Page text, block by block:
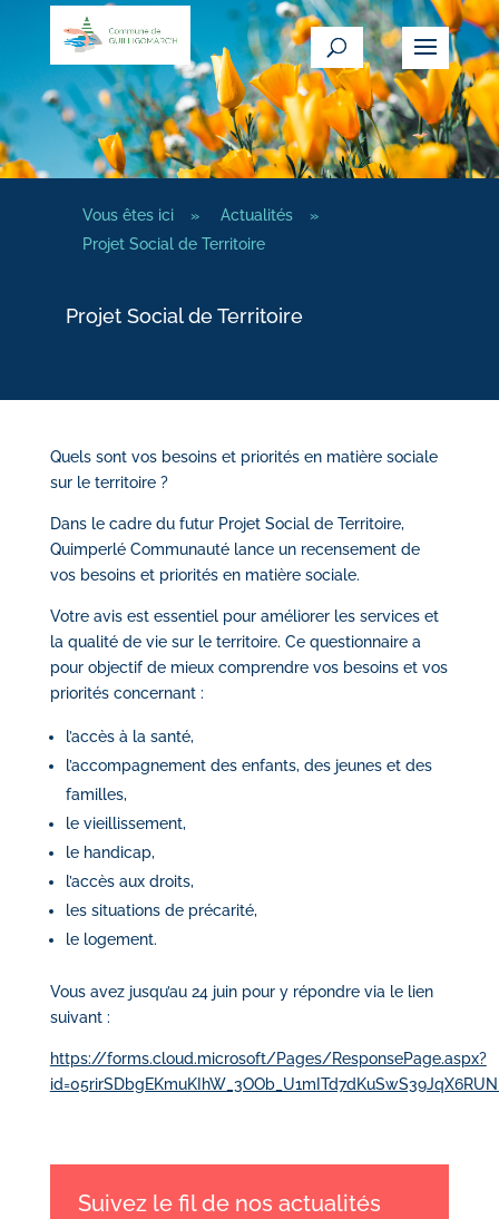
Vous êtes ici » Actualités
»
Projet Social de Territoire
Projet Social de Territoire
Quels sont vos besoins et priorités en matière sociale
sur le territoire ?
Dans le cadre du futur Projet Social de Territoire,
Quimperlé Communauté lance un recensement de
vos besoins et priorités en matière sociale.
Votre avis est essentiel pour améliorer les services et
la qualité de vie sur le territoire. Ce questionnaire a
pour objectif de mieux comprendre vos besoins et vos
priorités concernant :
l’accès à la santé,
l’accompagnement des enfants, des jeunes et des
familles,
le vieillissement,
le handicap,
l’accès aux droits,
les situations de précarité,
le logement.
Vous avez jusqu’au 24 juin pour y répondre via le lien
suivant :
https://forms.cloud.microsoft/Pages/ResponsePage.aspx?
Suivez le fil de nos actualités